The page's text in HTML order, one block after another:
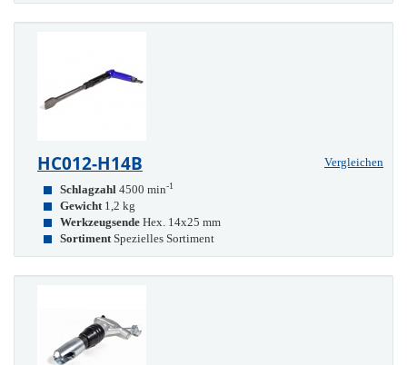
HC012-H14B
Vergleichen
Schlagzahl 4500 min-1
Gewicht 1,2 kg
Werkzeugsende Hex. 14x25 mm
Sortiment Spezielles Sortiment